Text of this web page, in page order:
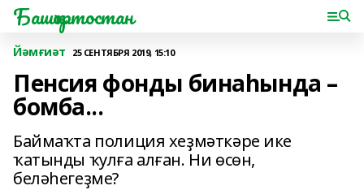
Башҡортостан
Йәмғиәт 25 СЕНТЯБРЯ 2019, 15:10
Пенсия фонды бинаһында –
бомба...
Баймаҡта полиция хеҙмәткәре ике
ҡатынды ҡулға алған. Ни өсөн,
беләһегеҙме?